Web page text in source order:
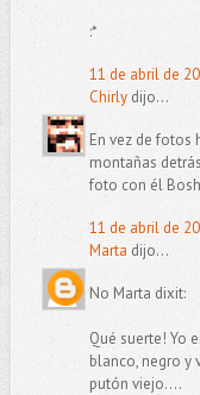
:*
11 de abril de
Chirlydijo...
En vez de fotos
montañas
foto con él
11 de abril de
Marta dijo...
No Marta dixit:
Qué suerte! Yo
blanco, negro y
putón viejo....